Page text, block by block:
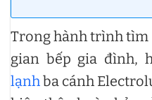
Trong hành trình tìm
gian bếp gia đình,
lạnhba cánh